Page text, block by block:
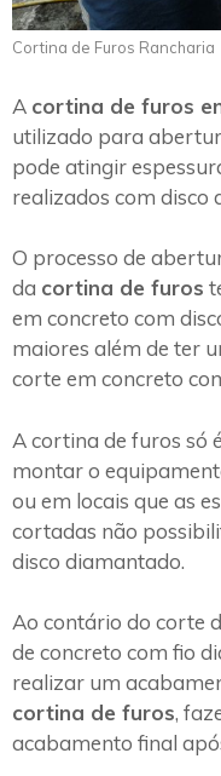
Cortina de Furos Rancharia
A cortina de furos
utilizado para
pode atingir
realizados com disco
O processo de
da cortina de furos
em concreto com
maiores além de ter
corte em concreto
A cortina de furos só
montar o
ou em locais que as
cortadas não
disco diamantado.
Ao contário do corte
de concreto com fio
realizar um
cortina de furos,
acabamento final